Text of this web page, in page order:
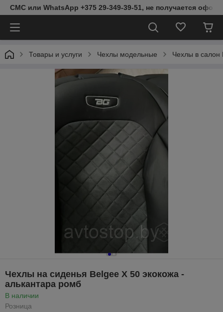
СМС или WhatsApp +375 29-349-39-51, не получается
Товары и услуги Чехлы модельные Чехлы в салон
Чехлы на сиденья Belgee X 50 экокожа -
алькантара ромб
В наличии
Розница